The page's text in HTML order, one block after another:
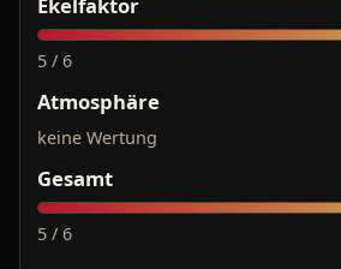
5 / 6
Atmosphäre
keine Wertung
Gesamt
5 / 6